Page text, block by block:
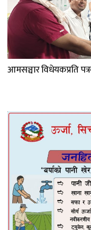
आमसञ्चार विधेयकप्रति